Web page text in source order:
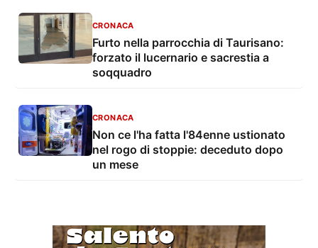
CRONACA
Furto nella parrocchia di Taurisano:
forzato il lucernario e sacrestia a
soqquadro
CRONACA
Non ce l'ha fatta l'84enne ustionato
nel rogo di stoppie: deceduto dopo
un mese